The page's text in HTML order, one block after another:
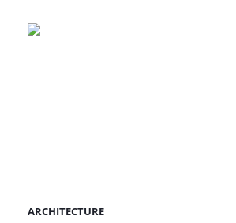
ARCHITECTURE